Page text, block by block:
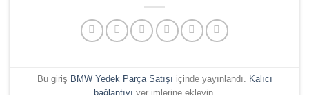
Bu giriş BMW Yedek Parça Satışı içinde yayınlandı. Kalıcı
bağlantıyı yer imlerine ekleyin.